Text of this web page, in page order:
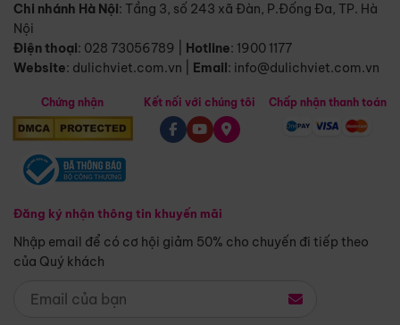
Chi nhánh Hà Nội: Tầng 3, số 243 xã Đàn, P.Đống Đa, TP. Hà
Nội
Điện thoại: 028 73056789 Hotline: 1900 1177
Website: dulichviet.com.vn Email: info@dulichviet.com.vn
Chứng nhận
Đăng ký nhận thông tin khuyến mãi
Nhập email để có cơ hội giảm 50% cho chuyến đi tiếp theo
của Quý khách
Kết nối với chúng tôi Chấp nhận thanh toán